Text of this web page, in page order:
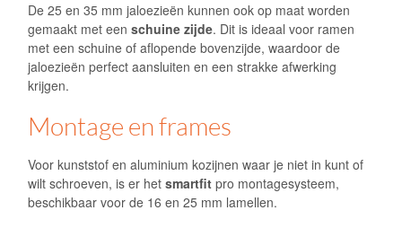
De 25 en 35 mm jaloezieën kunnen ook op maat worden
gemaakt met een schuine zijde. Dit is ideaal voor ramen
met een schuine of aflopende bovenzijde, waardoor de
jaloezieën perfect aansluiten en een strakke afwerking
krijgen.
Montage en frames
Voor kunststof en aluminium kozijnen waar je niet in kunt of
wilt schroeven, is er het smartfit pro montagesysteem,
beschikbaar voor de 16 en 25 mm lamellen.